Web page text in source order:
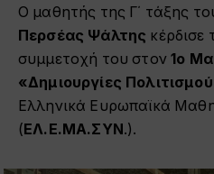
Ο μαθητής της Γ΄ τάξης
Περσέας Ψάλτης κέρδισε
συμμετοχή του στον1ο
«Δημιουργίες
Ελληνικά Ευρωπαϊκά
( ΕΛ.Ε.ΜΑ.ΣΥΝ .).